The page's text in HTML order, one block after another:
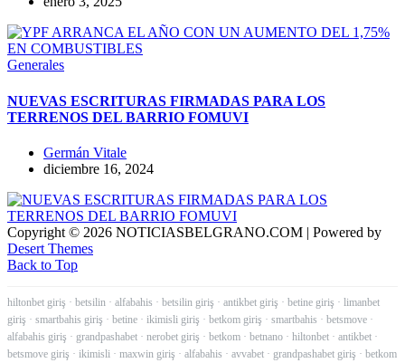
Generales
NUEVAS ESCRITURAS FIRMADAS PARA LOS
TERRENOS DEL BARRIO FOMUVI
Germán Vitale
diciembre 16, 2024
Copyright © 2026 NOTICIASBELGRANO.COM | Powered by
Desert Themes
Back to Top
hiltonbet giriş · betsilin · alfabahis · betsilin giriş · antikbet giriş · betine giriş · limanbet
giriş · smartbahis giriş · betine · ikimisli giriş · betkom giriş · smartbahis · betsmove ·
alfabahis giriş · grandpashabet · nerobet giriş · betkom · betnano · hiltonbet · antikbet ·
betsmove giriş · ikimisli · maxwin giriş · alfabahis · avvabet · grandpashabet giriş · betkom